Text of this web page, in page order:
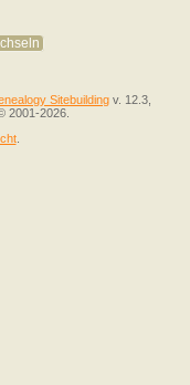
Sitebuilding v. 12.3,
2001-2026.
.